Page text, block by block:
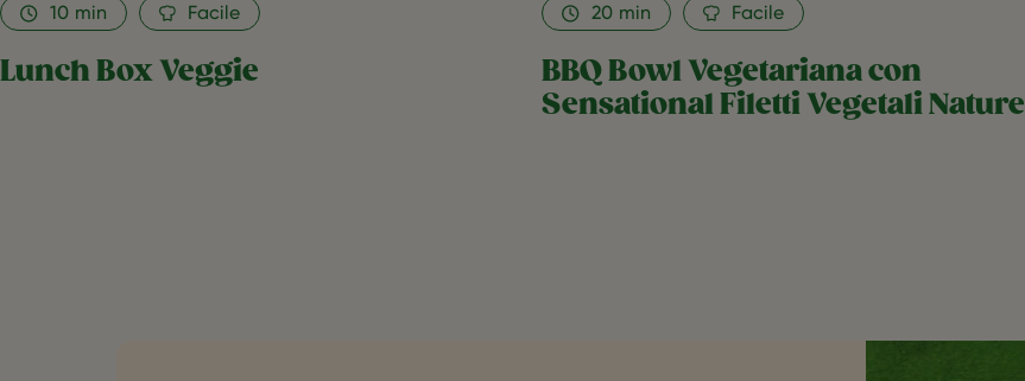
Lunch Box Veggie
10 min Facile
BBQ Bowl Vegetariana con
Sensational Filetti Vegetali Nature
20 min Facile